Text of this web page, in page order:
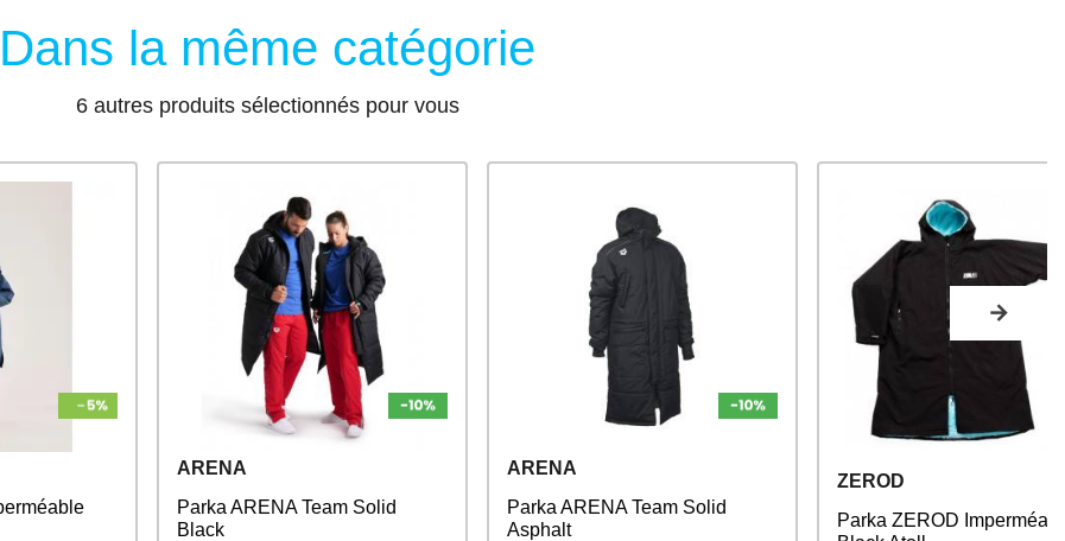
Dans la même catégorie
6 autres produits sélectionnés pour vous
ARENA
Parka ARENA Team Solid
Black
ARENA
Parka ARENA Team Solid
Asphalt
ZEROD
Parka ZEROD